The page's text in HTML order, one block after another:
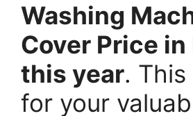
Washing
Cover Price in
this year.
for your